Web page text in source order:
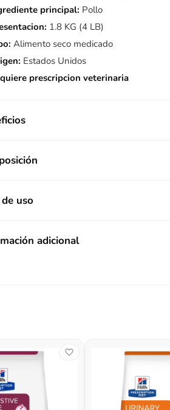
principal: Pollo
1.8 KG (4 LB)
Alimento seco medicado
Estados Unidos
prescripcion veterinaria
uso
adicional